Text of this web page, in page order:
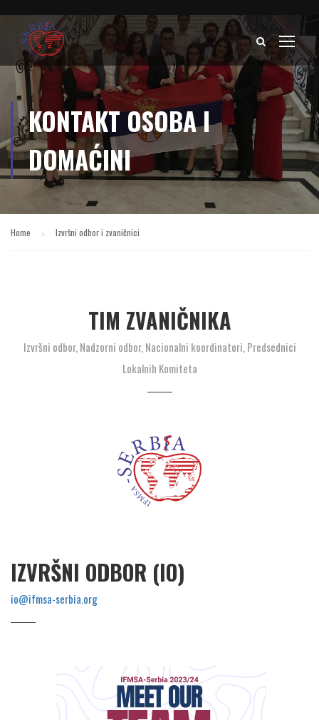
KONTAKT OSOBA I
DOMAĆINI
Home Izvršni odbor i zvaničnici
TIM ZVANIČNIKA
Izvršni odbor, Nadzorni odbor, Nacionalni koordinatori, Predsednici
Lokalnih Komiteta
IZVRŠNI ODBOR (IO)
io@ifmsa-serbia.org